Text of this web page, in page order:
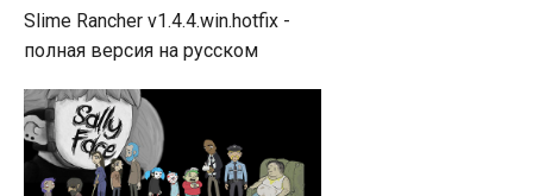
Slime Rancher v1.4.4.win.hotfix -
полная версия на русском